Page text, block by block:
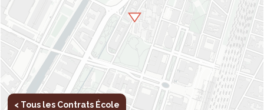
< Tous les Contrats École